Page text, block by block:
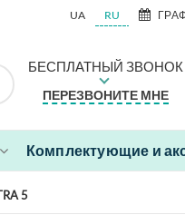
UA RU
БЕСПЛАТНЫЙ ЗВОНОК
ПЕРЕЗВОНИТЕ МНЕ
Комплектующие и
5